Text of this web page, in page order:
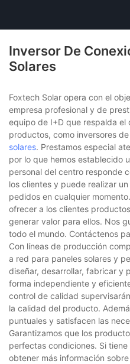
Inversor De
Solares
Foxtech Solar opera con el
empresa profesional y de
equipo de I+D que respalda el
productos, como inversores
solares. Prestamos especial
por lo que hemos establecido
personal del centro responde
los clientes y puede realizar
pedidos en cualquier
ofrecer a los clientes
generar valor para ellos. Nos
todo el mundo. Contáctenos
Con líneas de producción
a red para paneles solares y
diseñar, desarrollar, fabricar y
forma independiente y
control de calidad
la calidad del producto.
puntuales y satisfacen las
Garantizamos que los
perfectas condiciones. Si
obtener más información